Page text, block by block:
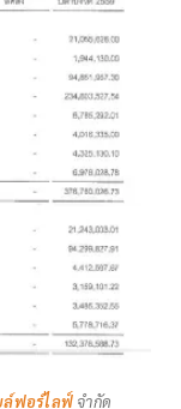
ล์ฟอร์ไลฟ์ จำกัด